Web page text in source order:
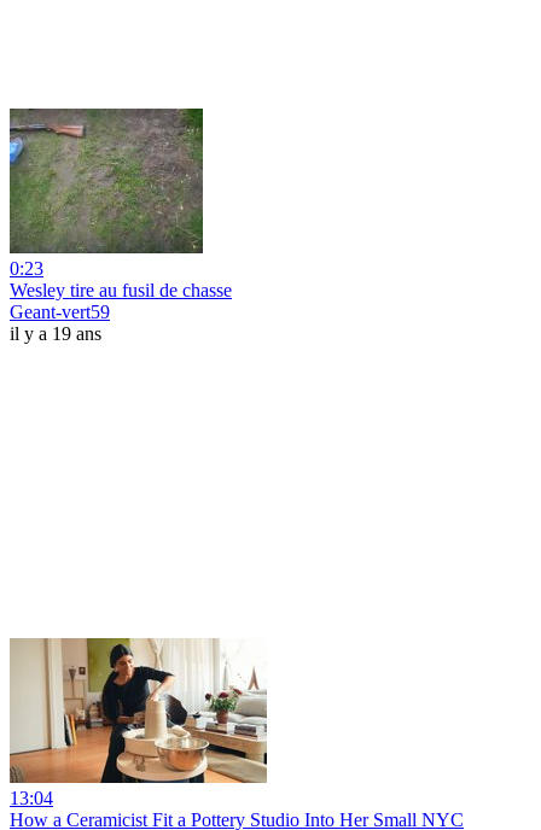
0:23
Wesley tire au fusil de chasse
Geant-vert59
il y a 19 ans
13:04
How a Ceramicist Fit a Pottery Studio Into Her Small NYC